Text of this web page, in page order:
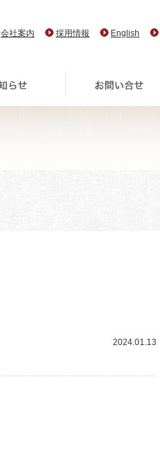
会社案内 採用情報 English
2024.01.13